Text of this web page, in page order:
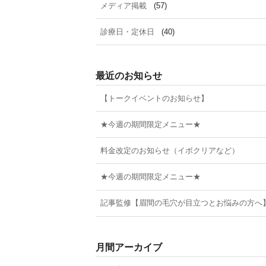
メディア掲載 (57)
診療日・定休日 (40)
最近のお知らせ
【トークイベントのお知らせ】
★今週の期間限定メニュー★
料金改定のお知らせ（イボクリアなど）
★今週の期間限定メニュー★
記事監修【眉間の毛穴が目立つとお悩みの方へ
月間アーカイブ